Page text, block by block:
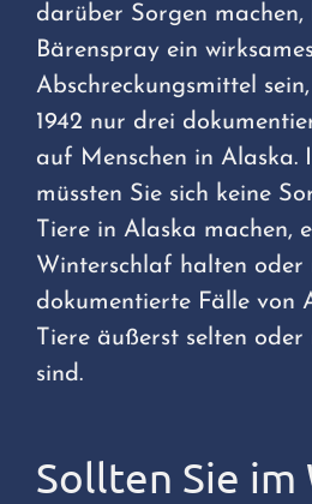
darüber Sorgen machen,
Bärenspray ein
Abschreckungsmittel
1942 nur drei
auf Menschen in Alaska.
müssten Sie sich keine
Tiere in Alaska machen,
Winterschlaf halten oder
dokumentierte Fälle von
Tiere äußerst selten oder
sind.
Sollten Sie